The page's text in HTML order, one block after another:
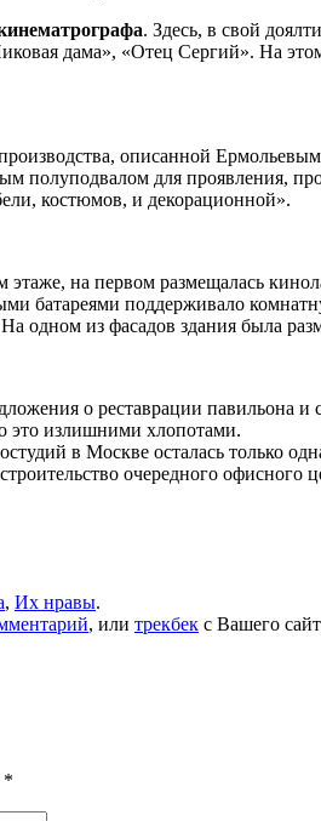
. Здесь, в свой
дама», «Отец Сергий». На
описанной
полуподвалом для проявления,
костюмов, и декорационной».
этаже, на первом размещалась
батареями поддерживало
одном из фасадов здания была
о реставрации павильона
это излишними хлопотами.
в Москве осталась только
очередного офисного
, Их нравы.
, или трекбек с Вашего
*